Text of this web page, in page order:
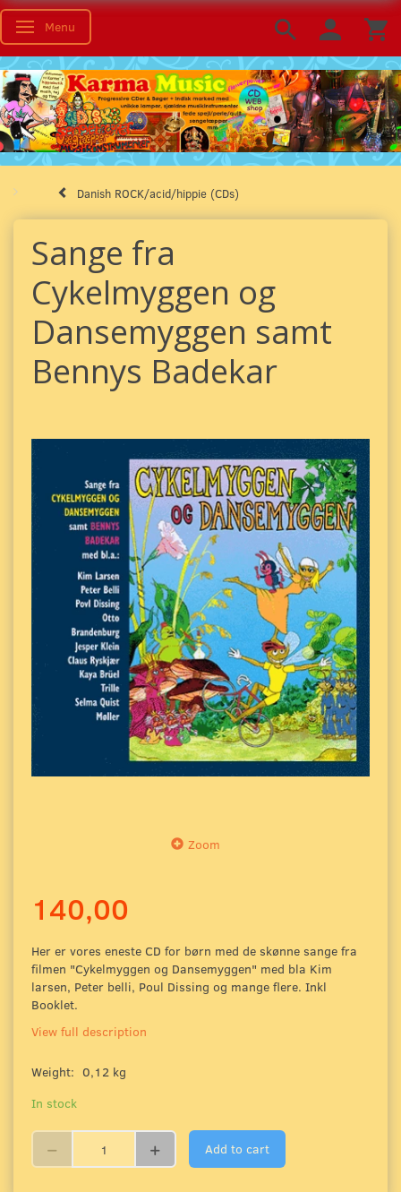
Toggle navigation
Menu
Danish ROCK/acid/hippie (CDs)
Sange fra
Cykelmyggen og
Dansemyggen samt
Bennys Badekar
Zoom
140,00
Her er vores eneste CD for børn med de skønne sange fra
filmen "Cykelmyggen og Dansemyggen" med bla Kim
larsen, Peter belli, Poul Dissing og mange flere. Inkl
Booklet.
View full description
Weight: 0,12 kg
In stock
Add to cart